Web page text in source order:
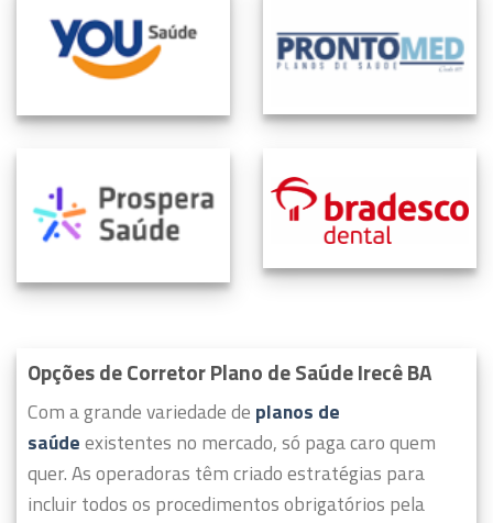
Opções de Corretor Plano de Saúde Irecê BA
Com a grande variedade de planos de
saúdeexistentes no mercado, só paga caro quem
quer.As operadoras têm criado estratégias para
incluir todos os procedimentos obrigatórios pela